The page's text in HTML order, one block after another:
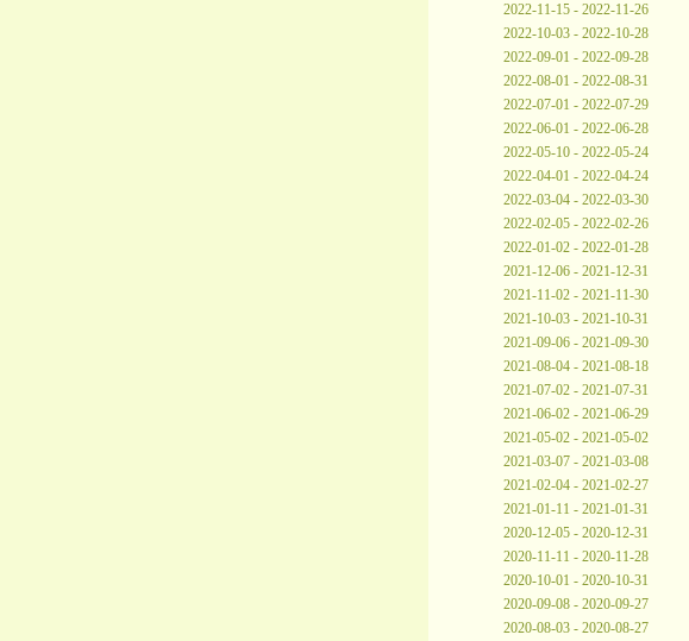
2022-11-15 - 2022-11-26
2022-10-03 - 2022-10-28
2022-09-01 - 2022-09-28
2022-08-01 - 2022-08-31
2022-07-01 - 2022-07-29
2022-06-01 - 2022-06-28
2022-05-10 - 2022-05-24
2022-04-01 - 2022-04-24
2022-03-04 - 2022-03-30
2022-02-05 - 2022-02-26
2022-01-02 - 2022-01-28
2021-12-06 - 2021-12-31
2021-11-02 - 2021-11-30
2021-10-03 - 2021-10-31
2021-09-06 - 2021-09-30
2021-08-04 - 2021-08-18
2021-07-02 - 2021-07-31
2021-06-02 - 2021-06-29
2021-05-02 - 2021-05-02
2021-03-07 - 2021-03-08
2021-02-04 - 2021-02-27
2021-01-11 - 2021-01-31
2020-12-05 - 2020-12-31
2020-11-11 - 2020-11-28
2020-10-01 - 2020-10-31
2020-09-08 - 2020-09-27
2020-08-03 - 2020-08-27